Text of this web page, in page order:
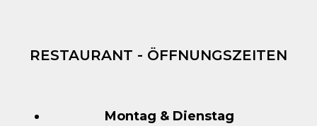
RESTAURANT - ÖFFNUNGSZEITEN
Montag & Dienstag